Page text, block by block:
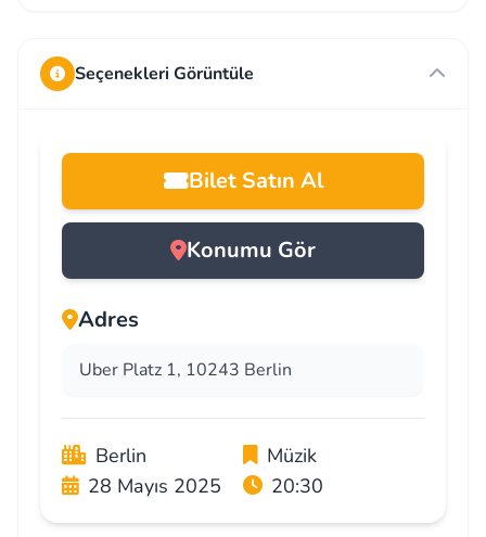
Seçenekleri Görüntüle
Bilet Satın Al
Konumu Gör
Adres
Uber Platz 1, 10243 Berlin
Berlin
Müzik
28 Mayıs 2025
20:30